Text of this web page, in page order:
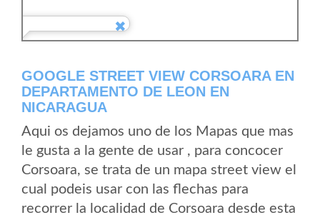
GOOGLE STREET VIEW CORSOARA EN
DEPARTAMENTO DE LEON EN
NICARAGUA
Aqui os dejamos uno de los Mapas que mas
le gusta a la gente de usar , para concocer
Corsoara, se trata de un mapa street view el
cual podeis usar con las flechas para
recorrer la localidad de Corsoara desde esta